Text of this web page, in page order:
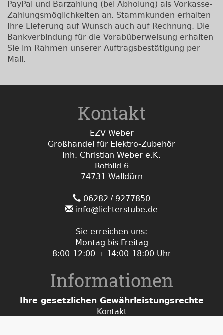
PayPal und Barzahlung (bei Abholung) als Vorkasse-
Zahlungsmöglichkeiten an. Stammkunden erhalten
Ihre Lieferung auf Wunsch auch auf Rechnung. Die
Bankverbindung für die Vorabüberweisung erhalten
Sie im Rahmen unserer Auftragsbestätigung per
Mail.
Kontakt
EZV Weber
Großhandel für Elektro-Zubehör
Inh. Christian Weber e.K.
Rotbild 6
74731 Walldürn
06282 / 9277850
info@lichterstube.de
Sie erreichen uns:
Montag bis Freitag
8:00-12:00 + 14:00-18:00 Uhr
Informationen
Ihre gesetzlichen Gewährleistungsrechte
Kontakt